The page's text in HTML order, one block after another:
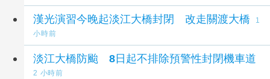
漢光演習今晚起淡江大橋封閉 改走關渡大橋
1
小時前
淡江大橋防颱 8日起不排除預警性封閉機車道
2 小時前